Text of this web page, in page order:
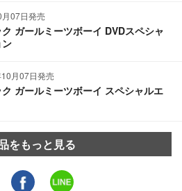
07日発売
ガールミーツボーイ DVDスペシャ
月07日発売
ガールミーツボーイ スペシャルエ
をもっと見る